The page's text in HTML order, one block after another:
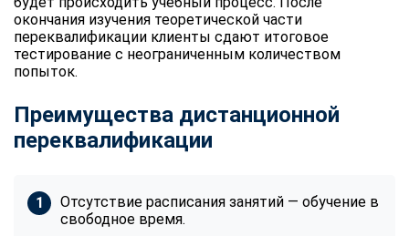
окончания изучения теоретической части
переквалификации клиенты сдают итоговое
тестирование с неограниченным количеством
попыток.
Преимущества дистанционной
переквалификации
Отсутствие расписания занятий — обучение в
свободное время.